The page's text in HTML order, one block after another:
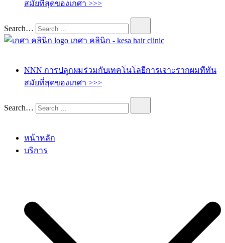
สมัยที่สุดของเกศา >>>
Search…
NNN การปลูกผมร่วมกับเทคโนโลยีการเจาะรากผมทีทัน
สมัยที่สุดของเกศา >>>
Search…
หน้าหลัก
บริการ